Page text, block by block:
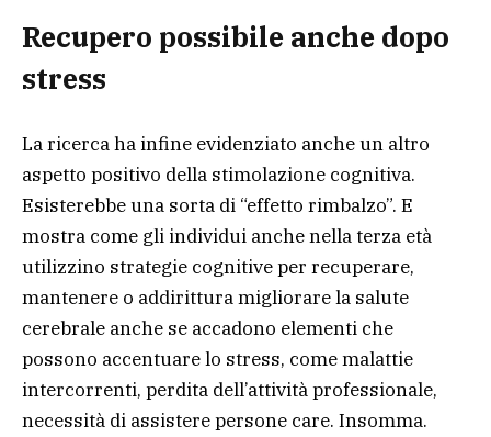
Recupero possibile anche dopo
stress
La ricerca ha infine evidenziato anche un altro
aspetto positivo della stimolazione cognitiva.
Esisterebbe una sorta di “effetto rimbalzo”. E
mostra come gli individui anche nella terza età
utilizzino strategie cognitive per recuperare,
mantenere o addirittura migliorare la salute
cerebrale anche se accadono elementi che
possono accentuare lo stress, come malattie
intercorrenti, perdita dell’attività professionale,
necessità di assistere persone care. Insomma.